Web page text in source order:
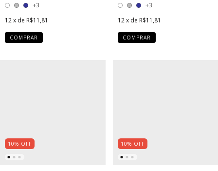
+3
12x de R$11,81
COMPRAR
+3
12 x de R$11,81
COMPRAR
10% OFF 10% OFF